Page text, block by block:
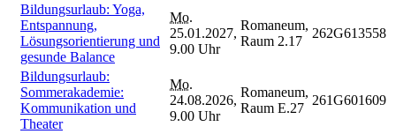
Bildungsurlaub: Yoga,
Entspannung,
Lösungsorientierung und
gesunde Balance
Mo.
25.01.2027,
9.00 Uhr
Romaneum,
Raum 2.17
262G613558
Bildungsurlaub:
Sommerakademie:
Kommunikation und
Theater
Mo.
24.08.2026,
9.00 Uhr
Romaneum,
Raum E.27
261G601609